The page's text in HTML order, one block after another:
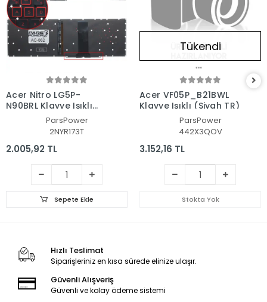
Acer Nitro LG5P-
N90BRL Klavye Işıklı
(Siyah TR)ParsPower
2NYR173T
2.005,92 TL
Sepete Ekle
Tükendi
Acer VF05P_B21BWL
Klavye Işıklı (Siyah TR)
ParsPower
442X3QOV
3.152,16 TL
Stokta Yok
Hızlı Teslimat
Siparişleriniz en kısa sürede elinize ulaşır.
Güvenli Alışveriş
Güvenli ve kolay ödeme sistemi